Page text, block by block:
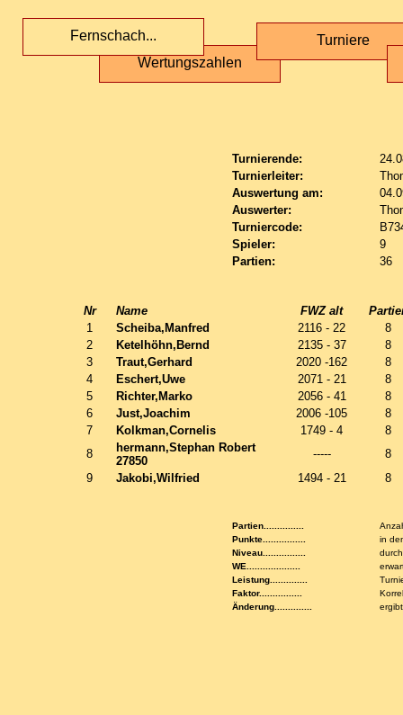
Wertungszahlen
Fernschach... Turniere
Turnierende:
Turnierleiter:
Auswertung am:
Auswerter:
Turniercode:
Spieler:
9
Partien:
36
Nr Name FWZ alt
1
Scheiba,Manfred 2116 - 22
8
2
Ketelhöhn,Bernd 2135 - 37
8
3
Traut,Gerhard 2020 -162
8
4
Eschert,Uwe 2071 - 21
8
5
Richter,Marko 2056 - 41
8
6
Just,Joachim 2006 -105
8
7
Kolkman,Cornelis 1749 - 4
8
8
hermann,Stephan Robert
27850
-----
8
9
Jakobi,Wilfried 1494 - 21 8
Partien...............
Punkte................
in
Niveau................
WE....................
Leistung..............
Faktor................
Änderung..............